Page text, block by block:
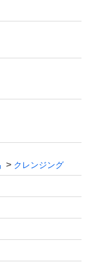
。
ます。
クレンジング